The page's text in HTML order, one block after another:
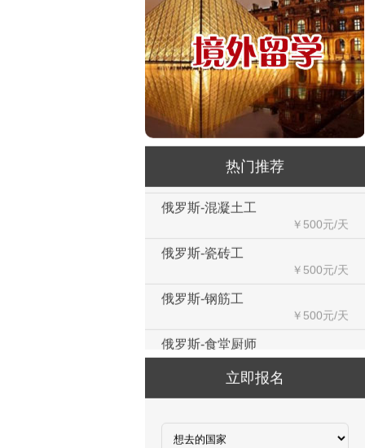
热门推荐
韩国-免税店
￥220万+销售奖金
新西兰-农业工
￥时薪25纽币
俄罗斯-面点师
￥12000-14000
俄罗斯-帮厨
￥8000起-9000
俄罗斯-混凝土工
￥税工后‬资是2500欧/月
￥1800-2200欧元/月
立即报名